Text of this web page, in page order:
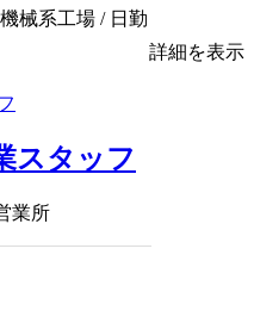
械系工場 / 日勤
詳細を表示
スタッフ
業所